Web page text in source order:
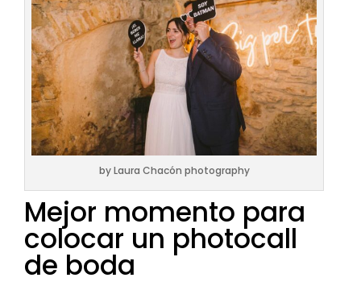
by Laura Chacón photography
Mejor momento para
colocar un photocall
de boda